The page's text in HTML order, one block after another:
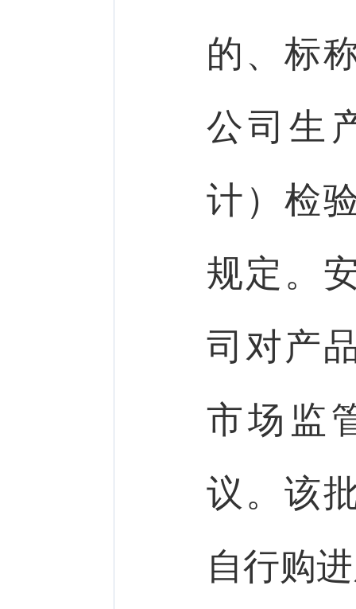
的、标
公司生
计）检
规定。
司对产
市场监
议。该
自行购